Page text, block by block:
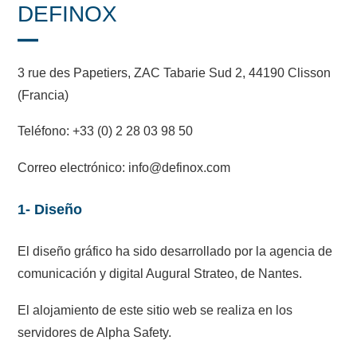
DEFINOX
3 rue des Papetiers, ZAC Tabarie Sud 2, 44190 Clisson
(Francia)
Teléfono: +33 (0) 2 28 03 98 50
Correo electrónico: info@definox.com
1- Diseño
El diseño gráfico ha sido desarrollado por la agencia de
comunicación y digital Augural Strateo, de Nantes.
El alojamiento de este sitio web se realiza en los
servidores de Alpha Safety.